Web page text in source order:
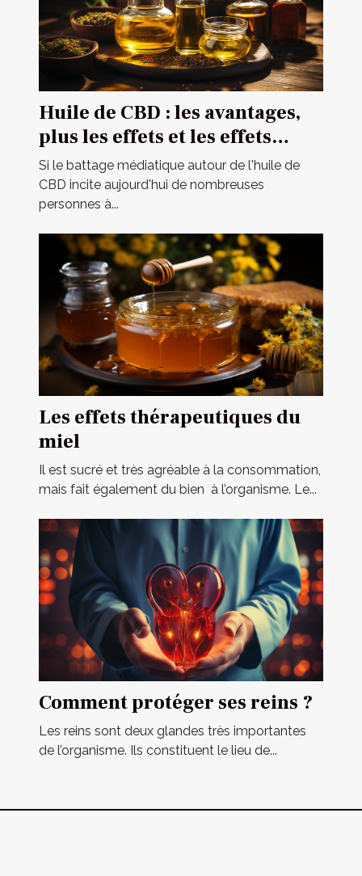
Huile de CBD : les avantages,
plus les effets et les effets
secondaires
Si le battage médiatique autour de l'huile de
CBD incite aujourd'hui de nombreuses
personnes à...
Les effets thérapeutiques du
miel
Il est sucré et très agréable à la consommation,
mais fait également du bien à l’organisme. Le...
Comment protéger ses reins ?
Les reins sont deux glandes très importantes
de l’organisme. Ils constituent le lieu de...